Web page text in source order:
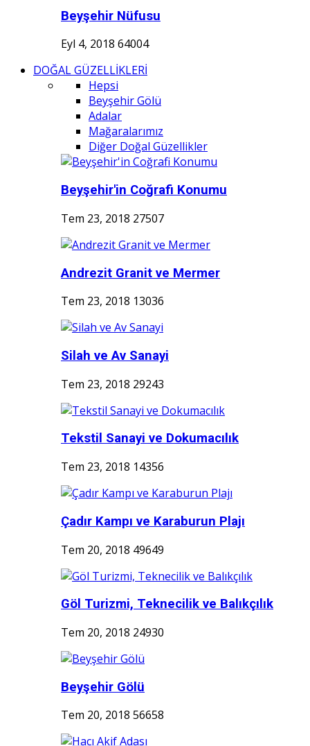
Beyşehir Nüfusu
Eyl 4, 2018 64004
DOĞAL GÜZELLİKLERİ
Hepsi
Beyşehir Gölü
Adalar
Mağaralarımız
Diğer Doğal Güzellikler
Beyşehir'in Coğrafi Konumu
Tem 23, 2018 27507
Andrezit Granit ve Mermer
Tem 23, 2018 13036
Silah ve Av Sanayi
Tem 23, 2018 29243
Tekstil Sanayi ve Dokumacılık
Tem 23, 2018 14356
Çadır Kampı ve Karaburun Plajı
Tem 20, 2018 49649
Göl Turizmi, Teknecilik ve Balıkçılık
Tem 20, 2018 24930
Beyşehir Gölü
Tem 20, 2018 56658